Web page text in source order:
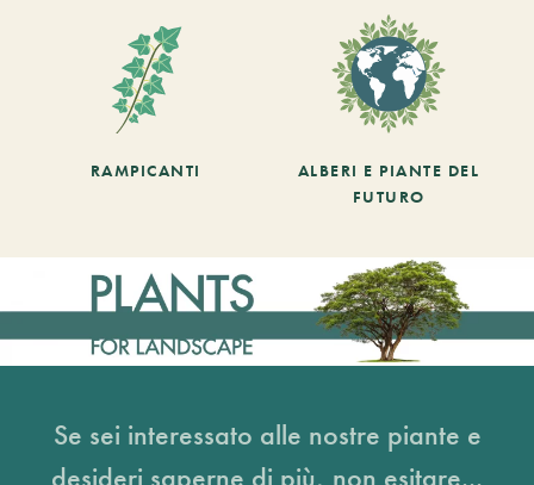
RAMPICANTI
ALBERI E PIANTE DEL
FUTURO
Se sei interessato alle nostre piante e
desideri saperne di più, non esitare...